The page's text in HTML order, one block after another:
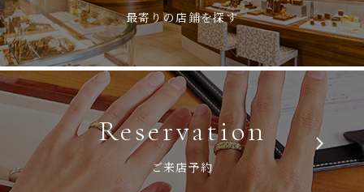
最寄りの店鋪を探す
Reservation
ご来店予約